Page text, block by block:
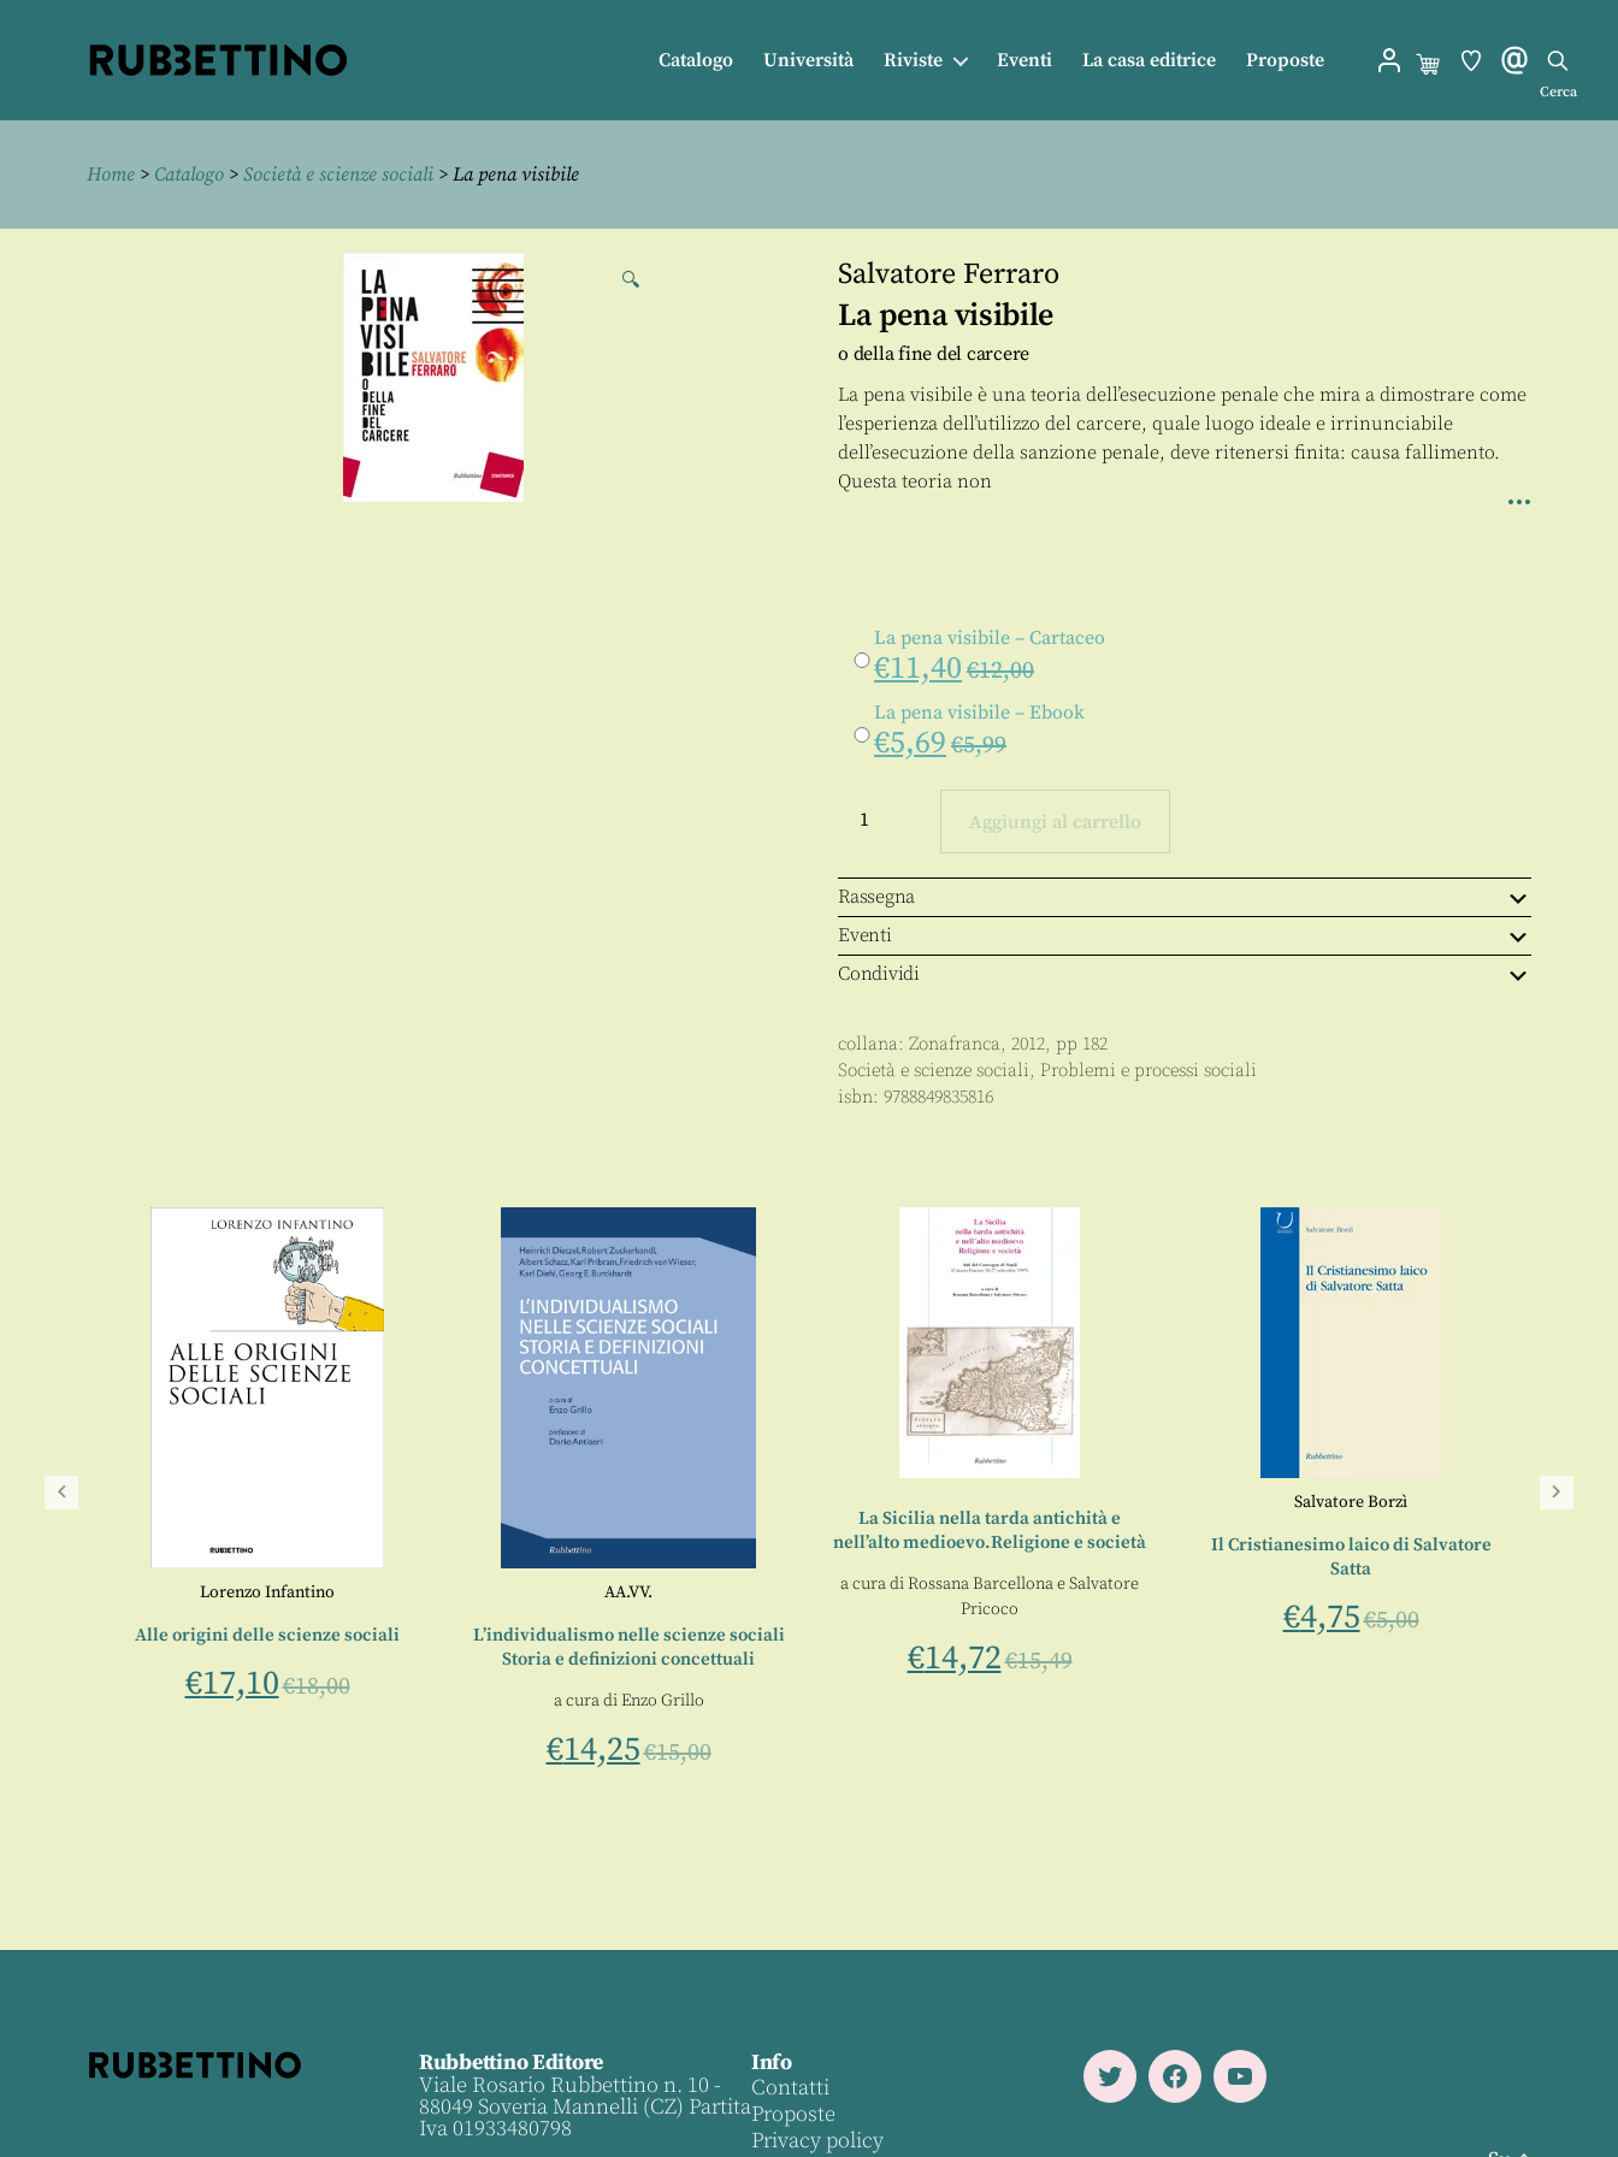
Catalogo Università Riviste Eventi La casa editrice Proposte
Cerca
Home > Catalogo > Società e scienze sociali > La pena visibile
🔍 Salvatore Ferraro
La pena visibile
o della fine del carcere
La pena visibile è una teoria dell’esecuzione penale che mira a dimostrare come
l’esperienza dell’utilizzo del carcere, quale luogo ideale e irrinunciabile
dell’esecuzione della sanzione penale, deve ritenersi finita: causa fallimento.
Questa teoria non
La pena visibile – Cartaceo
€11,40 €12,00
La pena visibile – Ebook
€5,69 €5,99
pena
Aggiungi al carrello
Rassegna
Eventi
Condividi
collana: Zonafranca, 2012, pp 182
Società e scienze sociali, Problemi e processi sociali
isbn: 9788849835816
Lorenzo Infantino
Alle origini delle scienze sociali
€17,10€18,00
AA.VV.
L’individualismo nelle scienze sociali
Storia e definizioni concettuali
a cura diEnzo Grillo
€14,25€15,00
La Sicilia nella tarda antichità e
nell’alto medioevo.Religione e società
a cura diRossana BarcellonaeSalvatore
Pricoco
€14,72€15,49
Salvatore Borzì
Il Cristianesimo laico di Salvatore
Satta
€4,75€5,00
La
Rubbettino Editore
Viale Rosario Rubbettino n. 10 -
88049 Soveria Mannelli (CZ) Partita
Iva 01933480798
Info
Contatti
Proposte
Privacy policy
TwitterFacebookYoutube